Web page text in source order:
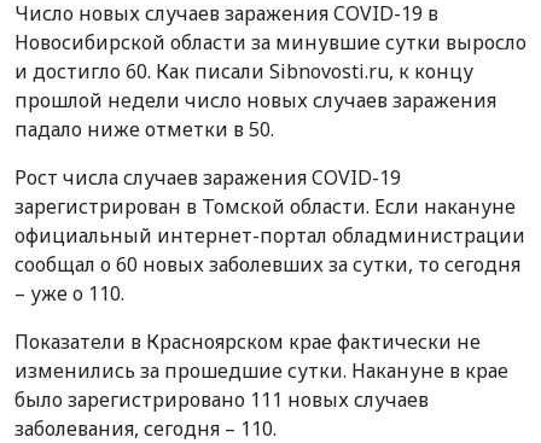
Число новых случаев заражения COVID-19 в
Новосибирской области за минувшие сутки выросло
и достигло 60. Как писали Sibnovosti.ru, к концу
прошлой недели число новых случаев заражения
падало ниже отметки в 50.
Рост числа случаев заражения COVID-19
зарегистрирован в Томской области. Если накануне
официальный интернет-портал обладминистрации
сообщал о 60 новых заболевших за сутки, то сегодня
– уже о 110.
Показатели в Красноярском крае фактически не
изменились за прошедшие сутки. Накануне в крае
было зарегистрировано 111 новых случаев
заболевания, сегодня – 110.